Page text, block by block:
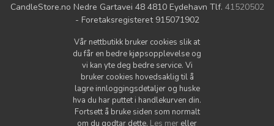
CandleStore.no Nedre Gartavei 48 4810 Eydehavn Tlf. 41520502
- Foretaksregisteret 915071902
Vår nettbutikk bruker cookies slik at
du får en bedre kjøpsopplevelse og
vi kan yte deg bedre service. Vi
bruker cookies hovedsaklig til å
lagre innloggingsdetaljer og huske
hva du har puttet i handlekurven din.
Fortsett å bruke siden som normalt
om du godtar dette. Les mer eller